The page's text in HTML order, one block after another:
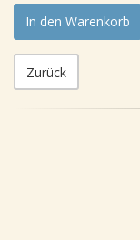
In den Warenkorb
Zurück